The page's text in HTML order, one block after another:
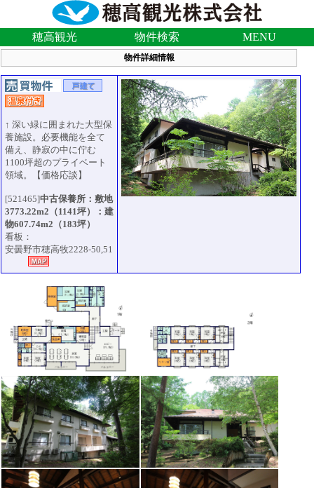
穂高観光 物件検索 MENU
物件詳細情報
↑ 深い緑に囲まれた大型保
養施設。必要機能を全て
備え、静寂の中に佇む
1100坪超のプライベート
領域。【価格応談】
[521465]中古保養所：敷地
3773.22m2（1141坪）：建
物607.74m2（183坪）
看板：
安曇野市穂高牧2228-50,51